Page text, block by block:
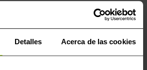
Detalles Acerca de las cookies
propósito conectar de manera
la herramienta de programación
TEMIC y que están instaladas en
Benz Actros.